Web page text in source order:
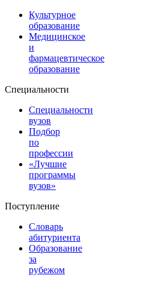
Культурное
образование
Медицинское
и
фармацевтическое
образование
Специальности
Специальности
вузов
Подбор
по
профессии
«Лучшие
программы
вузов»
Поступление
Словарь
абитуриента
Образование
за
рубежом